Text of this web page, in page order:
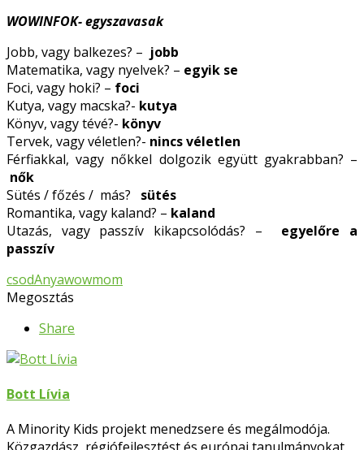
WOWINFOK- egyszavasak
Jobb, vagy balkezes? – jobb
Matematika, vagy nyelvek? – egyik se
Foci, vagy hoki? – foci
Kutya, vagy macska?- kutya
Könyv, vagy tévé?- könyv
Tervek, vagy véletlen?- nincs véletlen
Férfiakkal, vagy nőkkel dolgozik együtt gyakrabban? –
nők
Sütés / főzés / más?
sütés
Romantika, vagy kaland? – kaland
Utazás, vagy passzív kikapcsolódás? – egyelőre a
passzív
csodAnyawowmom
Megosztás
Share
Bott Lívia
A Minority Kids projekt menedzsere és megálmodója.